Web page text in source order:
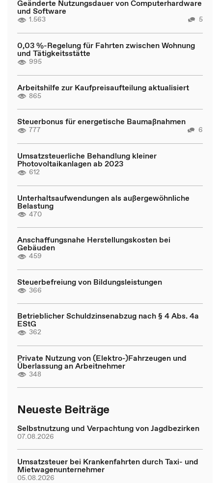
Geänderte Nutzungsdauer von Computerhardware
und Software
1.563 5
0,03 %-Regelung für Fahrten zwischen Wohnung
und Tätigkeitsstätte
995
Arbeitshilfe zur Kaufpreisaufteilung aktualisiert
865
Steuerbonus für energetische Baumaßnahmen
777 6
Umsatzsteuerliche Behandlung kleiner
Photovoltaikanlagen ab 2023
612
Unterhaltsaufwendungen als außergewöhnliche
Belastung
470
Anschaffungsnahe Herstellungskosten bei
Gebäuden
459
Steuerbefreiung von Bildungsleistungen
366
Betrieblicher Schuldzinsenabzug nach § 4 Abs. 4a
EStG
362
Private Nutzung von (Elektro-)Fahrzeugen und
Überlassung an Arbeitnehmer
348
Neueste Beiträge
Selbstnutzung und Verpachtung von Jagdbezirken
07.08.2026
Umsatzsteuer bei Krankenfahrten durch Taxi- und
Mietwagenunternehmer
05.08.2026